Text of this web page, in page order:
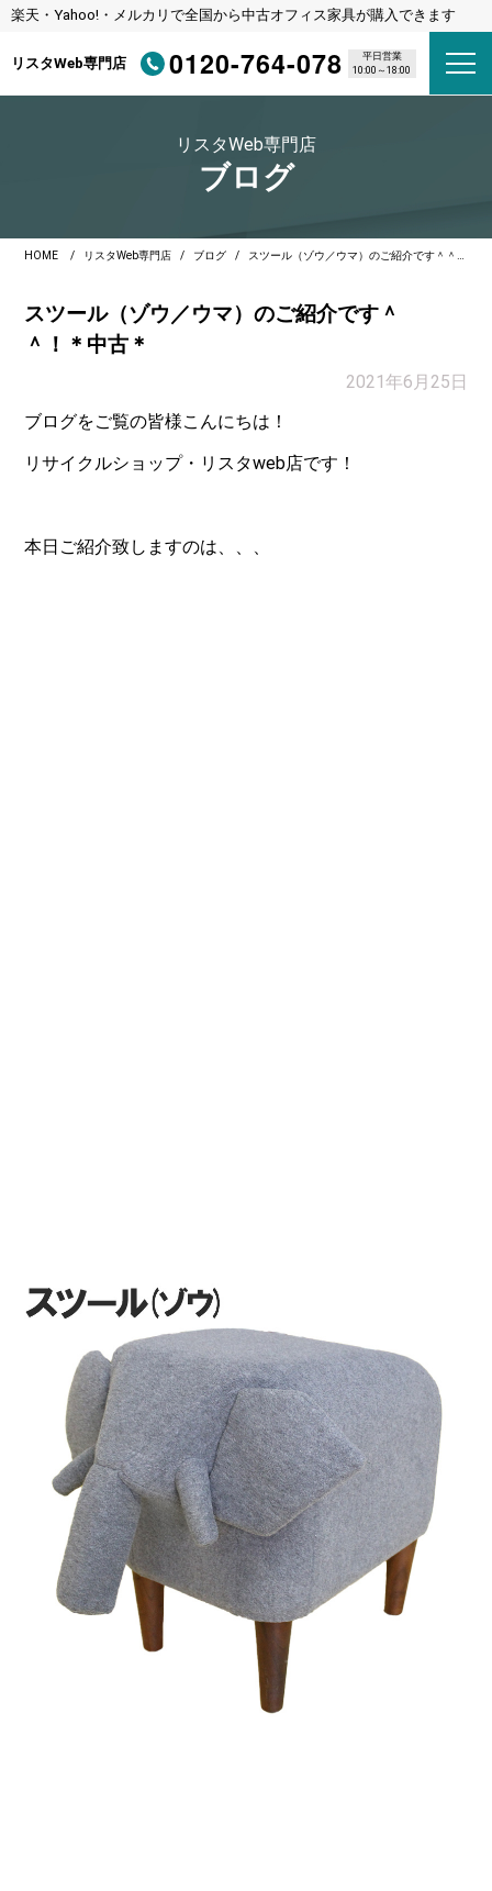
楽天・Yahoo!・メルカリで全国から中古オフィス家具が購入できます
リスタWeb専門店 0120-764-078
平日営業
10:00～18:00
リスタWeb専門店
ブログ
HOME リスタWeb専門店 ブログ スツール（ゾウ／ウマ）のご紹介です＾＾！＊中古＊
スツール（ゾウ／ウマ）のご紹介です＾
＾！＊中古＊
2021年6月25日
ブログをご覧の皆様こんにちは！
リサイクルショップ・リスタweb店です！
本日ご紹介致しますのは、、、